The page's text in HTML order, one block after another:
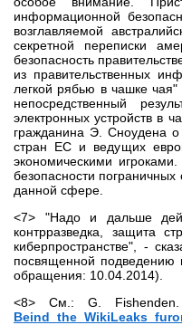
информационной
возглавляемой
секретной переписки
безопасность
из правительственных
легкой рябью в чашке
непосредственный
электронных устройств в
гражданина Э. Сноудена о
стран ЕС и ведущих
экономическими
безопасности
данной сфере.
<7> "Надо и дальше
контрразведка, защита
киберпространстве", -
посвященной подведению
обращения: 10.04.2014).
<8> См.: G.